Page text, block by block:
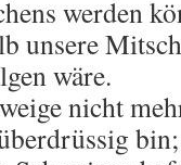
werden
unsere
wäre.
nicht